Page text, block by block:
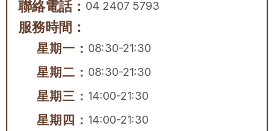
聯絡電話： 04 2407 5793
服務時間：
星期一： 08:30-21:30
星期二： 08:30-21:30
星期三： 14:00-21:30
星期四： 14:00-21:30